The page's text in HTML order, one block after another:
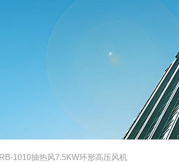
RB-1010抽热风7.5KW环形高压风机